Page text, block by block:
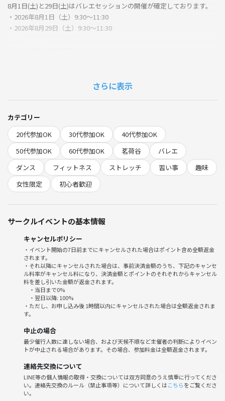
8月1日(土)と29日(土)はバレエセッションの開催が確定しております。
・2026年8月1日（土）9:30〜11:30
・2026年8月29日（土）9:30〜11:30
・以前バレエを習っていて、久しぶりに体を動かしたい方
・一人でも安心して参加できる場を探している方
👥 対象
・女性限定
・バレエに興味のある方
・久しぶりにバレエを再開したい方
🔷 活動内容
茗荷谷駅近くのスタジオで、月2回程度活動しています。8月は2回開催
します。
ストレッチから始め、クラシックバレエの基礎をゆったりとしたペース
で練習しています。
未経験の方も大歓迎です。
音楽に合わせて楽しく体を動かしながら、無理なくバレエに親しんでい
ただけます。
服装は動きやすいものでOKです。
レオタードやバレエシューズがなくてもご参加いただけます。
🔷 主催について
がら、基礎的な動きをお伝えしています。無理なく、楽しく続けられる
場づくりを大切にしています。
さらに表示
カテゴリー
20代参加OK
30代参加OK
40代参加OK
50代参加OK
60代参加OK 茗荷谷
バレエ
ダンス
フィットネス ストレッチ 習い事
趣味
女性限定
初心者歓迎
サークルイベントの基本情報
キャンセルポリシー
・イベント開始の7日前までにキャンセルされた場合はポイント含め全額返金
されます。
・それ以降にキャンセルされた場合は、事前決済金額のうち、下記のキャンセ
ル料率がキャンセル料になり、決済金額とポイントのそれぞれからキャンセル
料を差し引いた金額が返金されます。
・当日まで0%
・翌日以降: 100%
・ただし、お申し込み後 1時間以内にキャンセルされた場合は全額返金されま
す。
中止の場合
最少催行人数に達しない場合、および天候不順など主催者の判断によりイベン
トが中止される場合があります。その場合、参加料金は全額返金されます。
連絡先交換について
LINE等の個人情報の取得・交換については双方同意のうえ慎重に行ってくださ
い。連絡先交換のルール（禁止事項等）について詳しくはこちらをご覧くださ
い。